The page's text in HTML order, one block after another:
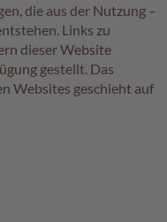
die aus der Nutzung –
Links zu
dieser Website
gestellt. Das
Websites geschieht auf